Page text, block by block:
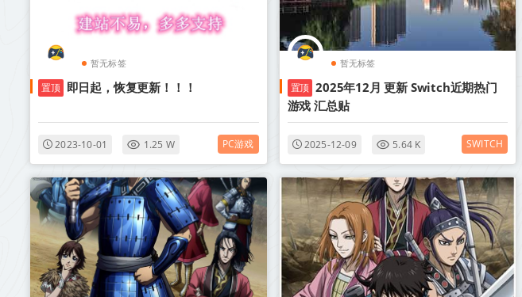
暂无标签
置顶 即日起，恢复更新！！！
2023-10-01 1.25 W PC游戏
暂无标签
置顶 2025年12月 更新 Switch近期热门
游戏 汇总贴
2025-12-09 5.64 K SWITCH